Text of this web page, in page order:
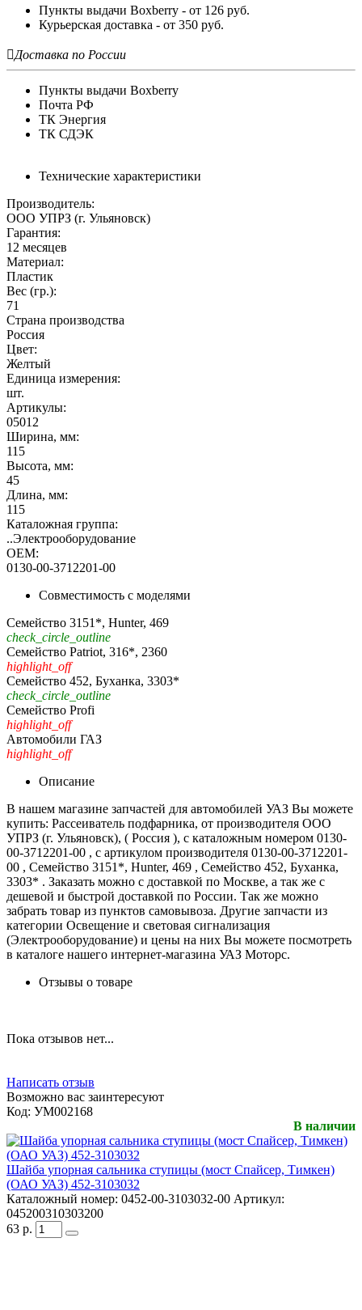
Пункты выдачи Boxberry - от 126 руб.
Курьерская доставка - от 350 руб.
Доставка по России
Пункты выдачи Boxberry
Почта РФ
ТК Энергия
ТК СДЭК
Технические характеристики
Производитель:
ООО УПРЗ (г. Ульяновск)
Гарантия:
12 месяцев
Материал:
Пластик
Вес (гр.):
71
Страна производства
Россия
Цвет:
Желтый
Единица измерения:
шт.
Артикулы:
05012
Ширина, мм:
115
Высота, мм:
45
Длина, мм:
115
Каталожная группа:
..Электрооборудование
OEM:
0130-00-3712201-00
Совместимость с моделями
Семейство 3151*, Hunter, 469
check_circle_outline
Семейство Patriot, 316*, 2360
highlight_off
Семейство 452, Буханка, 3303*
check_circle_outline
Семейство Profi
highlight_off
Автомобили ГАЗ
highlight_off
Описание
В нашем магазине запчастей для автомобилей УАЗ Вы можете
купить: Рассеиватель подфарника, от производителя ООО
УПРЗ (г. Ульяновск), ( Россия ), с каталожным номером 0130-
00-3712201-00 , с артикулом производителя 0130-00-3712201-
00 , Семейство 3151*, Hunter, 469 , Семейство 452, Буханка,
3303* . Заказать можно с доставкой по Москве, а так же с
дешевой и быстрой доставкой по России. Так же можно
забрать товар из пунктов самовывоза. Другие запчасти из
категории Освещение и световая сигнализация
(Электрооборудование) и цены на них Вы можете посмотреть
в каталоге нашего интернет-магазина УАЗ Моторс.
Отзывы о товаре
Пока отзывов нет...
Написать отзыв
Возможно вас заинтересуют
Код: УМ002168
В наличии
Шайба упорная сальника ступицы (мост Спайсер, Тимкен)
(ОАО УАЗ) 452-3103032
Каталожный номер: 0452-00-3103032-00 Артикул:
045200310303200
63 р.